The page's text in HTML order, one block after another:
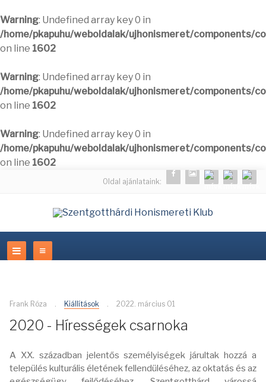
Warning: Undefined array key 0 in
/home/pkapuhu/weboldalak/ujhonismeret/components/
on line 1602
Warning: Undefined array key 0 in
/home/pkapuhu/weboldalak/ujhonismeret/components/
on line 1602
Warning: Undefined array key 0 in
/home/pkapuhu/weboldalak/ujhonismeret/components/
on line 1602
Oldal ajánlataink:
Frank Róza Kiállítások 2022. március 01
2020 - Hírességek csarnoka
A XX. században jelentős személyiségek járultak hozzá a
település kulturális életének fellendüléséhez, az oktatás és az